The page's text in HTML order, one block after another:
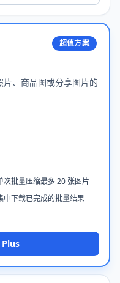
超值方案
、商品图或分享图片的
次批量压缩最多 20 张图片
中下载已完成的批量结果
Plus